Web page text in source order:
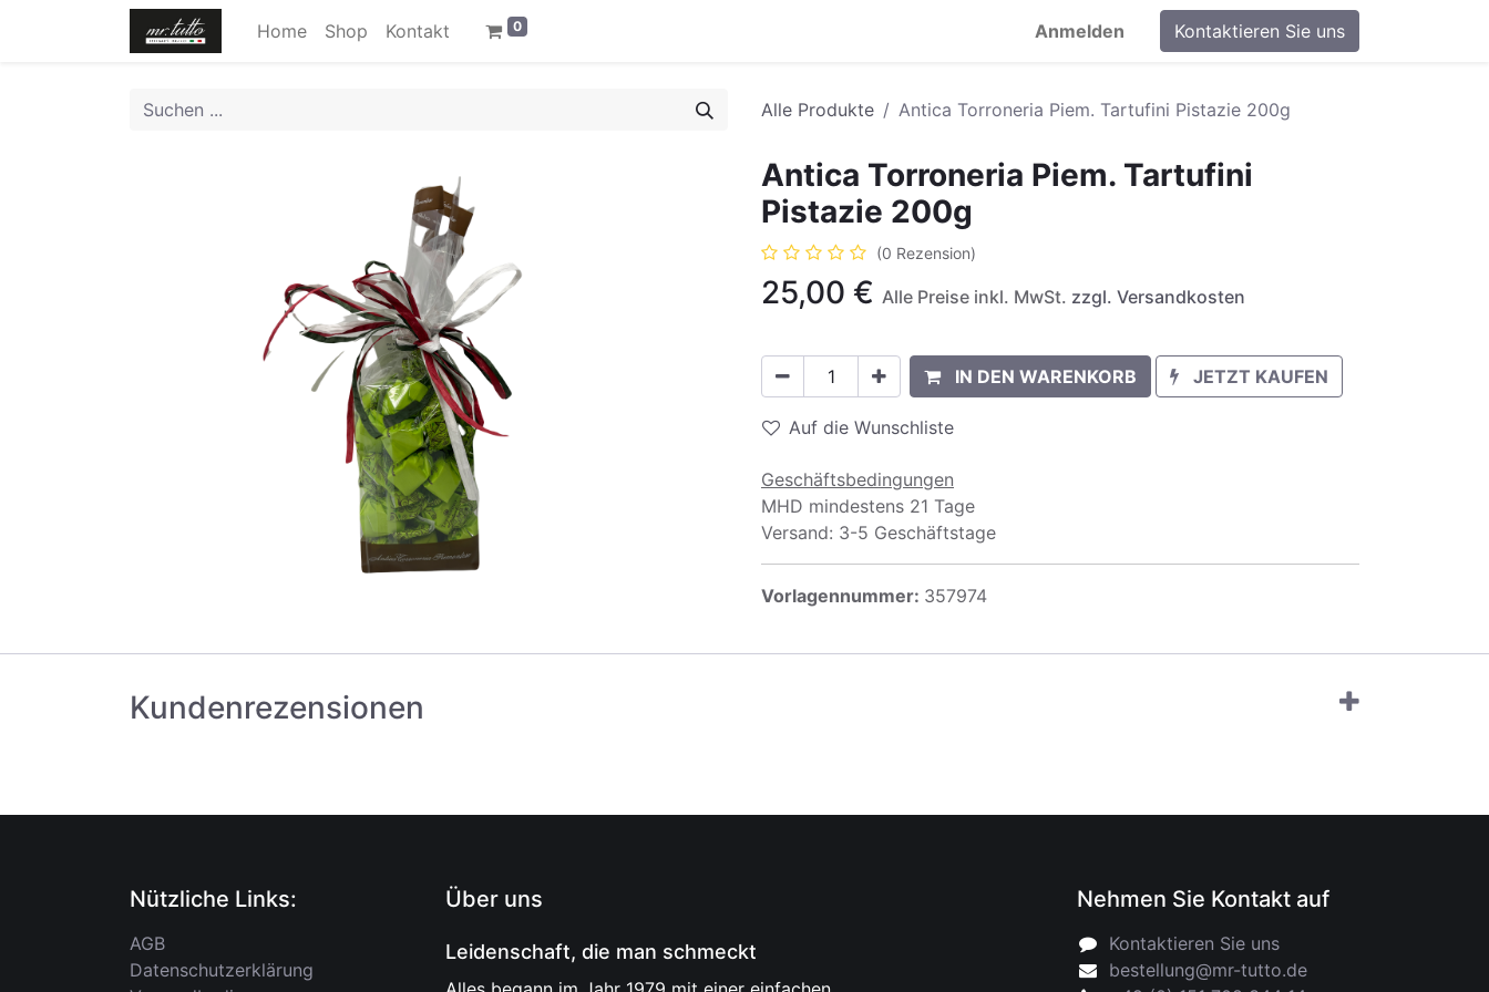
Home Shop Kontakt 0 Anmelden Kontaktieren Sie uns
Alle Produkte Antica Torroneria Piem. Tartufini Pistazie 200g
Antica Torroneria Piem. Tartufini
Pistazie 200g
(0 Rezension)
25,00 € Alle Preise inkl. MwSt. zzgl. Versandkosten
IN DEN WARENKORB JETZT KAUFEN
Auf die Wunschliste
Geschäftsbedingungen
MHD mindestens 21 Tage
Versand: 3-5 Geschäftstage
Vorlagennummer: 357974
Kundenrezensionen
Nützliche Links:
AGB
Datenschutzerklärung
Über uns
Leidenschaft, die man schmeckt
Nehmen Sie Kontakt auf
Kontaktieren Sie uns
bestellung@mr-tutto.de